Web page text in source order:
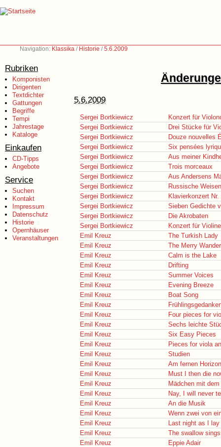
Navigation: Klassika / Historie /5.6.2009
Rubriken
Komponisten
Dirigenten
Textdichter
Gattungen
Begriffe
Tempi
Jahrestage
Kataloge
Einkaufen
CD-Tipps
Angebote
Service
Suchen
Kontakt
Impressum
Datenschutz
Historie
Opernhäuser
Veranstaltungen
5.6.2009
Sergei Bortkiewicz
Konzert für
Sergei Bortkiewicz
Drei Stücke für
Sergei Bortkiewicz
Douze nouvelles
Sergei Bortkiewicz
Six pensées
Sergei Bortkiewicz
Aus meiner
Sergei Bortkiewicz
Trois morceaux
Sergei Bortkiewicz
Aus Andersens
Sergei Bortkiewicz
Russische
Sergei Bortkiewicz
Klavierkonzert
Sergei Bortkiewicz
Sieben Gedichte
Sergei Bortkiewicz
Die Akrobaten
Sergei Bortkiewicz
Konzert für
Emil Kreuz
The Turkish Lady
Emil Kreuz
The Merry
Emil Kreuz
Calm is the Lake
Emil Kreuz
Drifting
Emil Kreuz
Summer Voices
Emil Kreuz
Evening Breeze
Emil Kreuz
Boat Song
Emil Kreuz
Emil Kreuz
Four pieces for
Emil Kreuz
Sechs leichte
Emil Kreuz
Six Easy Pieces
Emil Kreuz
Pieces for viola
Emil Kreuz
Studien
Emil Kreuz
Am fernen
Emil Kreuz
Must I then die
Emil Kreuz
Mädchen mit
Emil Kreuz
Nay, I will never
Emil Kreuz
An die Musik
Emil Kreuz
Wenn zwei von
Emil Kreuz
Last night as I
Emil Kreuz
The swallow
Emil Kreuz
Eppie Adair